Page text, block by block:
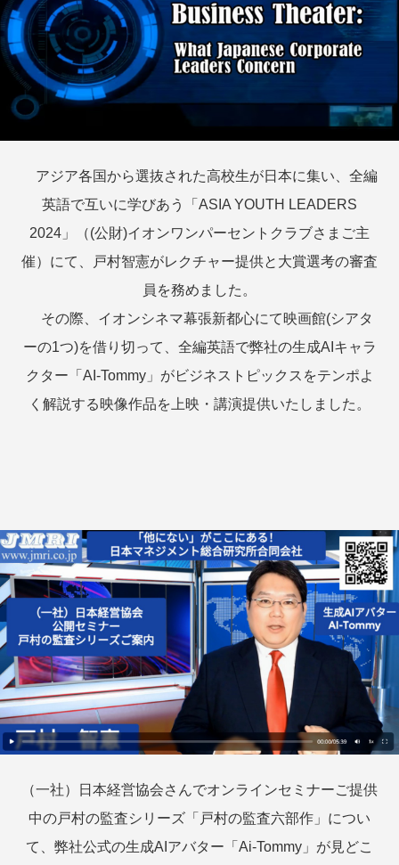
アジア各国から選抜された高校生が日本に集い、全編
英語で互いに学びあう「ASIA YOUTH LEADERS
2024」（(公財)イオンワンパーセントクラブさまご主
催）にて、戸村智憲がレクチャー提供と大賞選考の審査
員を務めました。
その際、イオンシネマ幕張新都心にて映画館(シアタ
ーの1つ)を借り切って、全編英語で弊社の生成AIキャラ
クター「AI-Tommy」がビジネストピックスをテンポよ
く解説する映像作品を上映・講演提供いたしました。
（一社）日本経営協会さんでオンラインセミナーご提供
中の戸村の監査シリーズ「戸村の監査六部作」につい
て、弊社公式の生成AIアバター「Ai-Tommy」が見どこ